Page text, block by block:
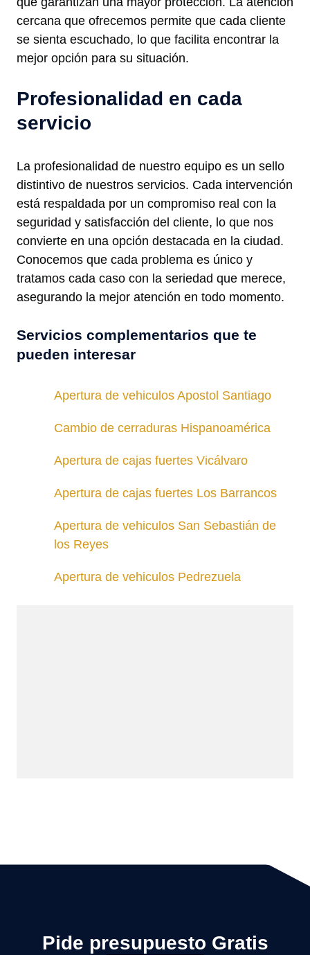
cercana que ofrecemos permite que cada cliente
se sienta escuchado, lo que facilita encontrar la
mejor opción para su situación.
Profesionalidad en cada
servicio
La profesionalidad de nuestro equipo es un sello
distintivo de nuestros servicios. Cada intervención
está respaldada por un compromiso real con la
seguridad y satisfacción del cliente, lo que nos
convierte en una opción destacada en la ciudad.
Conocemos que cada problema es único y
tratamos cada caso con la seriedad que merece,
asegurando la mejor atención en todo momento.
Servicios complementarios que te
pueden interesar
Apertura de vehiculos Apostol Santiago
Cambio de cerraduras Hispanoamérica
Apertura de cajas fuertes Vicálvaro
Apertura de cajas fuertes Los Barrancos
Apertura de vehiculos San Sebastián de
los Reyes
Apertura de vehiculos Pedrezuela
Pide presupuesto Gratis